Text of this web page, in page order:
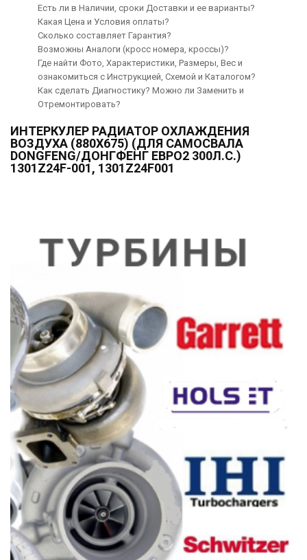
Есть ли в Наличии, сроки Доставки и ее варианты?
Какая Цена и Условия оплаты?
Сколько составляет Гарантия?
Возможны Аналоги (кросс номера, кроссы)?
Где найти Фото, Характеристики, Размеры, Вес и
ознакомиться с Инструкцией, Схемой и Каталогом?
Как сделать Диагностику? Можно ли Заменить и
Отремонтировать?
ИНТЕРКУЛЕР РАДИАТОР ОХЛАЖДЕНИЯ
ВОЗДУХА (880Х675) (ДЛЯ САМОСВАЛА
DONGFENG/ДОНГФЕНГ ЕВРО2 300Л.С.)
1301Z24F-001, 1301Z24F001